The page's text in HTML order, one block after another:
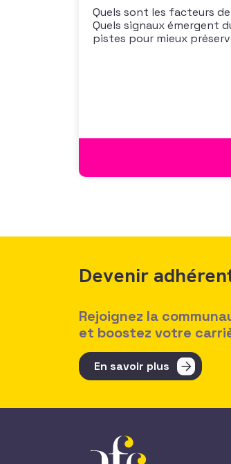
Quels sont les facteurs
Quels signaux émergent
pistes pour mieux
Devenir
Rejoignez la
et boostez votre
En savoir plus